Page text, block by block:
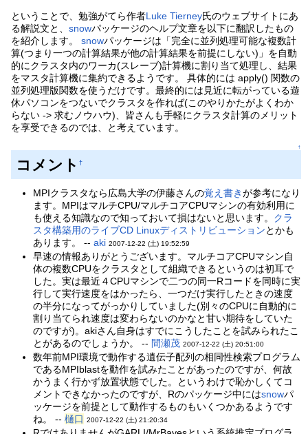
ということで、勉強がてら作者Luke Tierney氏のウェブサイトにあ
る解説文と、snowパッケージのヘルプ文章を以下に翻訳したもの
を紹介します。snowパッケージは「完全に並列処理可能な複数計
算(つまり一つの計算結果が他の計算結果を前提にしない)」を自動
的にクラスタ内のワーカ(スレーブ)計算機に割り当て処理し、結果
をマスタ計算機に集約できるようです。 具体的には apply() 関数の
並列処理版関数を使うだけです。最終的には見近に転がっている遊
休パソコンをつないでクラスタを作れば(このやりかたがよくわか
らない -> 求むノウハウ)、皆さんも手軽にクラスタ計算のメリット
を享受できるのでは、と考えています。
↑
コメント †
MPIクラスタなら広島大学の伊藤さんの覚え書きが参考になり
ます。MPIはマルチCPU/マルチコアCPUマシンの有効利用に
も使える知識なので知っておいて損はないと思います。 クラ
スタ構築用のライブCD Linuxディストリビューションとかも
あります。 --aki 2007-12-22 (土) 19:52:59
早速の情報ありがとうございます。マルチコアCPUマシン自
体の複数CPUをクラスタとして組織できるというのは初耳で
した。実は最近４CPUマシンで二つの同一Rコードを同時に実
行して実行速度をはかったら、一つだけ実行したときの速度
の半分になってがっかりしていました(別々のCPUに自動的に
割り当てられ速度は変わらないのかなと甘い期待をしていた
のですが)。akiさん自身はすでにこうしたことを試みられたこ
とがあるのでしょうか。 -- 間瀬茂 2007-12-22 (土) 20:51:00
数年前MPI環境で動作する遺伝子配列の相同性検索プログラム
であるMPIblastを動作を試みたことがあったのですが、何故
かうまく行かず放置状態でした。というわけで恥かしくてコ
メントできなかったのですが、Rのパッケージ中にはsnowパ
ッケージを前提として動作するものもいくつかあるようです
ね。 --樋口 2007-12-22 (土) 21:20:34